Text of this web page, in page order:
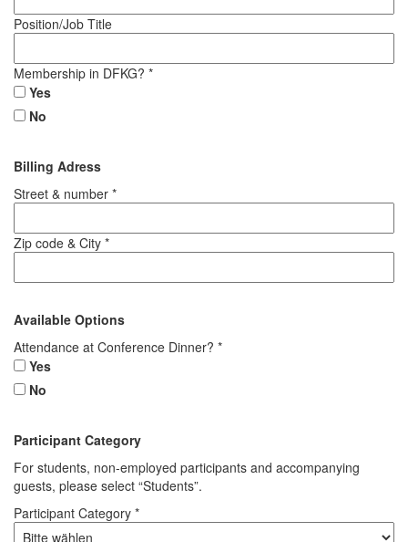
Position/Job Title
Membership in DFKG? *
Yes
No
Billing Adress
Street & number *
Zip code & City *
Available Options
Attendance at Conference Dinner? *
Yes
No
Participant Category
For students, non-employed participants and accompanying
guests, please select “Students”.
Participant Category *